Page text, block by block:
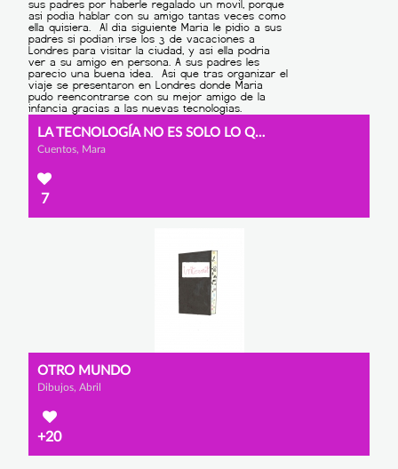
LA TECNOLOGÍA NO ES SOLO LO QUE APARENTA
Cuentos, Mara
7
OTRO MUNDO
Dibujos, Abril
+20